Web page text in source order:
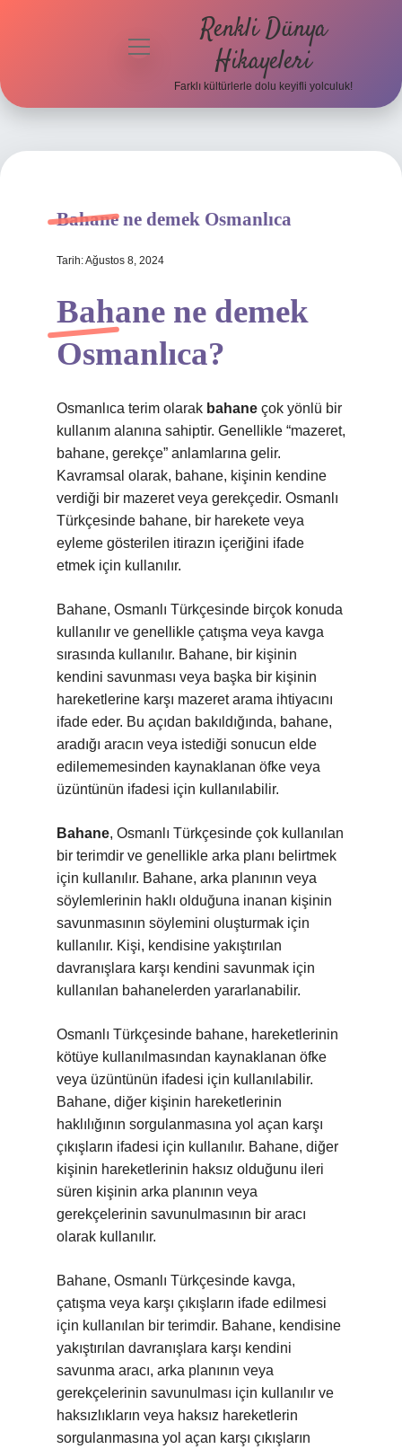
Hakkımızda
menüyü
Renkli Dünya
Hikayeleri
Farklı kültürlerle dolu keyifli yolculuk!
Bahane ne demek Osmanlıca
Tarih: Ağustos 8, 2024
Bahane ne demek
Osmanlıca?
Osmanlıca terim olarak bahane çok yönlü bir
kullanım alanına sahiptir. Genellikle “mazeret,
bahane, gerekçe” anlamlarına gelir.
Kavramsal olarak, bahane, kişinin kendine
verdiği bir mazeret veya gerekçedir. Osmanlı
Türkçesinde bahane, bir harekete veya
eyleme gösterilen itirazın içeriğini ifade
etmek için kullanılır.
Bahane, Osmanlı Türkçesinde birçok konuda
kullanılır ve genellikle çatışma veya kavga
sırasında kullanılır. Bahane, bir kişinin
kendini savunması veya başka bir kişinin
hareketlerine karşı mazeret arama ihtiyacını
ifade eder. Bu açıdan bakıldığında, bahane,
aradığı aracın veya istediği sonucun elde
edilememesinden kaynaklanan öfke veya
üzüntünün ifadesi için kullanılabilir.
Bahane, Osmanlı Türkçesinde çok kullanılan
bir terimdir ve genellikle arka planı belirtmek
için kullanılır. Bahane, arka planının veya
söylemlerinin haklı olduğuna inanan kişinin
savunmasının söylemini oluşturmak için
kullanılır. Kişi, kendisine yakıştırılan
davranışlara karşı kendini savunmak için
kullanılan bahanelerden yararlanabilir.
Osmanlı Türkçesinde bahane, hareketlerinin
kötüye kullanılmasından kaynaklanan öfke
veya üzüntünün ifadesi için kullanılabilir.
Bahane, diğer kişinin hareketlerinin
haklılığının sorgulanmasına yol açan karşı
çıkışların ifadesi için kullanılır. Bahane, diğer
kişinin hareketlerinin haksız olduğunu ileri
süren kişinin arka planının veya
gerekçelerinin savunulmasının bir aracı
olarak kullanılır.
Bahane, Osmanlı Türkçesinde kavga,
çatışma veya karşı çıkışların ifade edilmesi
için kullanılan bir terimdir. Bahane, kendisine
yakıştırılan davranışlara karşı kendini
savunma aracı, arka planının veya
gerekçelerinin savunulması için kullanılır ve
haksızlıkların veya haksız hareketlerin
sorgulanmasına yol açan karşı çıkışların